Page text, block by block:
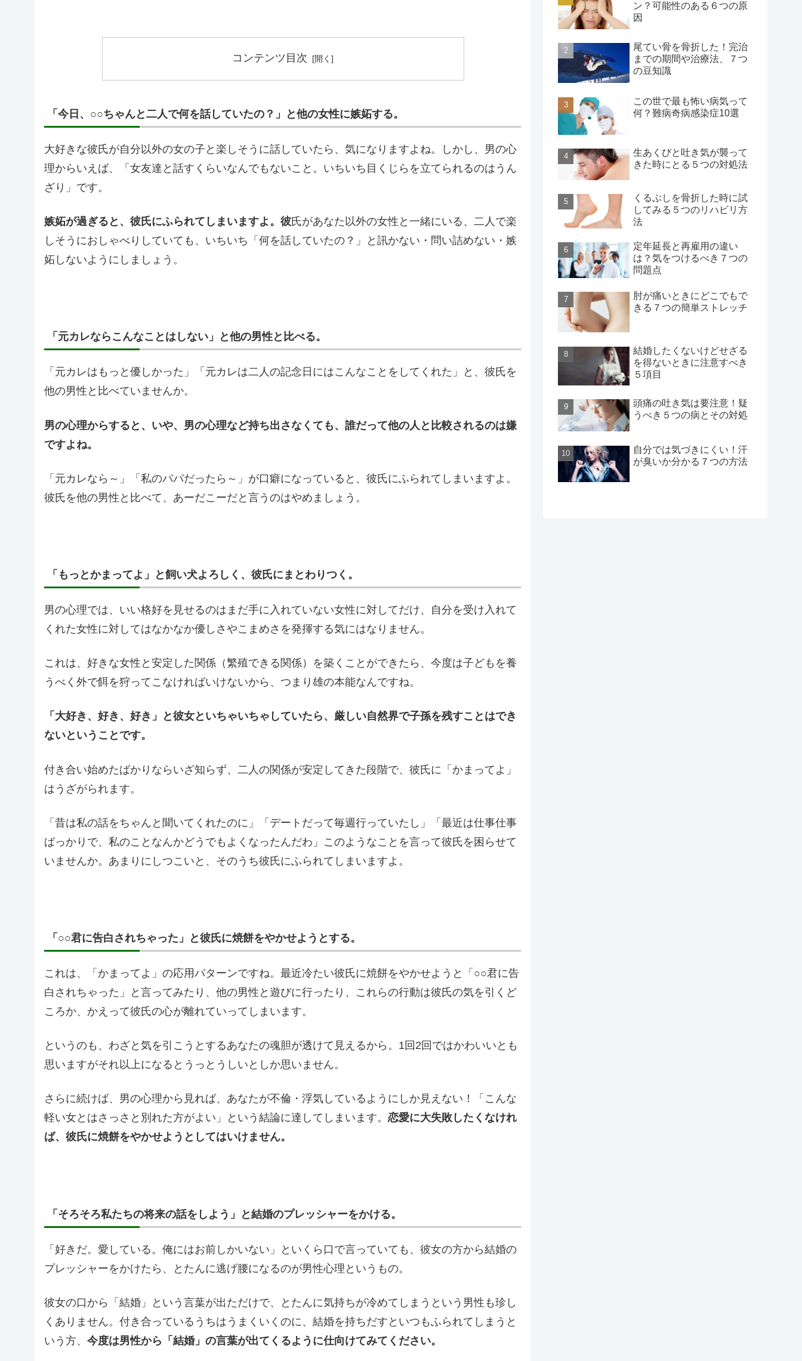
コンテンツ目次
「今日、○○ちゃんと二人で何を話していたの？」と他の女性に嫉妬する。
大好きな彼氏が自分以外の女の子と楽しそうに話していたら、気になりますよね。しかし、男の心
理からいえば、「女友達と話すくらいなんでもないこと。いちいち目くじらを立てられるのはうん
ざり」です。
嫉妬が過ぎると、彼氏にふられてしまいますよ。彼氏があなた以外の女性と一緒にいる、二人で楽
しそうにおしゃべりしていても、いちいち「何を話していたの？」と訊かない・問い詰めない・嫉
妬しないようにしましょう。
「元カレならこんなことはしない」と他の男性と比べる。
「元カレはもっと優しかった」「元カレは二人の記念日にはこんなことをしてくれた」と、彼氏を
他の男性と比べていませんか。
男の心理からすると、いや、男の心理など持ち出さなくても、誰だって他の人と比較されるのは嫌
ですよね。
「元カレなら～」「私のパパだったら～」が口癖になっていると、彼氏にふられてしまいますよ。
彼氏を他の男性と比べて、あーだこーだと言うのはやめましょう。
「もっとかまってよ」と飼い犬よろしく、彼氏にまとわりつく。
男の心理では、いい格好を見せるのはまだ手に入れていない女性に対してだけ、自分を受け入れて
くれた女性に対してはなかなか優しさやこまめさを発揮する気にはなりません。
これは、好きな女性と安定した関係（繁殖できる関係）を築くことができたら、今度は子どもを養
うべく外で餌を狩ってこなければいけないから、つまり雄の本能なんですね。
「大好き、好き、好き」と彼女といちゃいちゃしていたら、厳しい自然界で子孫を残すことはでき
ないということです。
付き合い始めたばかりならいざ知らず、二人の関係が安定してきた段階で、彼氏に「かまってよ」
はうざがられます。
「昔は私の話をちゃんと聞いてくれたのに」「デートだって毎週行っていたし」「最近は仕事仕事
ばっかりで、私のことなんかどうでもよくなったんだわ」このようなことを言って彼氏を困らせて
いませんか。あまりにしつこいと、そのうち彼氏にふられてしまいますよ。
「○○君に告白されちゃった」と彼氏に焼餅をやかせようとする。
これは、「かまってよ」の応用パターンですね。最近冷たい彼氏に焼餅をやかせようと「○○君に告
白されちゃった」と言ってみたり、他の男性と遊びに行ったり、これらの行動は彼氏の気を引くど
ころか、かえって彼氏の心が離れていってしまいます。
というのも、わざと気を引こうとするあなたの魂胆が透けて見えるから。1回2回ではかわいいとも
思いますがそれ以上になるとうっとうしいとしか思いません。
さらに続けば、男の心理から見れば、あなたが不倫・浮気しているようにしか見えない！「こんな
軽い女とはさっさと別れた方がよい」という結論に達してしまいます。 恋愛に大失敗したくなけれ
ば、彼氏に焼餅をやかせようとしてはいけません。
「そろそろ私たちの将来の話をしよう」と結婚のプレッシャーをかける。
「好きだ。愛している。俺にはお前しかいない」といくら口で言っていても、彼女の方から結婚の
プレッシャーをかけたら、とたんに逃げ腰になるのが男性心理というもの。
彼女の口から「結婚」という言葉が出ただけで、とたんに気持ちが冷めてしまうという男性も珍し
くありません。付き合っているうちはうまくいくのに、結婚を持ちだすといつもふられてしまうと
いう方、 今度は男性から「結婚」の言葉が出てくるように仕向けてみてください。
ン？可能性のある６つの原
因
尾てい骨を骨折した！完治
までの期間や治療法、７つ
の豆知識
この世で最も怖い病気って
何？難病奇病感染症10選
生あくびと吐き気が襲って
きた時にとる５つの対処法
くるぶしを骨折した時に試
してみる５つのリハビリ方
法
定年延長と再雇用の違い
は？気をつけるべき７つの
問題点
肘が痛いときにどこでもで
きる７つの簡単ストレッチ
結婚したくないけどせざる
を得ないときに注意すべき
５項目
頭痛の吐き気は要注意！疑
うべき５つの病とその対処
自分では気づきにくい！汗
が臭いか分かる７つの方法